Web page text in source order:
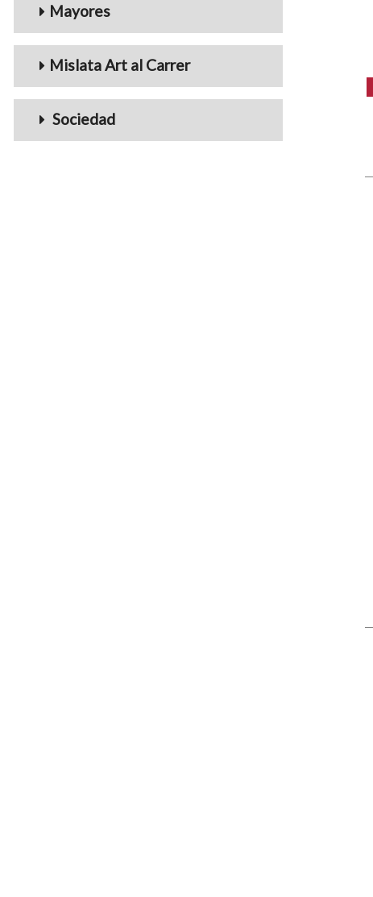
Mayores
Mislata Art al Carrer
Sociedad